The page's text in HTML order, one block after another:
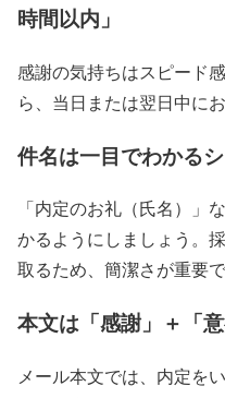
時間以内」
感謝の気持ちはスピード
ら、当日または翌日中に
件名は一目でわかる
「内定のお礼（氏名）」
かるようにしましょう。
取るため、簡潔さが重要で
本文は「感謝」＋「
メール本文では、内定を